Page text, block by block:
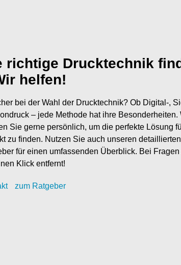
richtige Drucktechnik
helfen!
bei der Wahl der Drucktechnik? Ob Digital-,
– jede Methode hat ihre Besonderheiten.
Sie gerne persönlich, um die perfekte Lösung
zu finden. Nutzen Sie auch unseren detaillierten
für einen umfassenden Überblick. Bei
Klick entfernt!
t zum Ratgeber